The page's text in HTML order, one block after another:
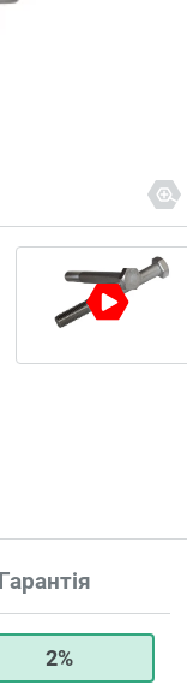
Гарантія
2%